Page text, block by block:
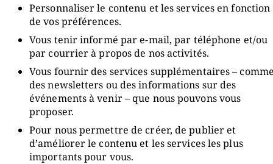
Personnaliser le contenu et les services en fonction
de vos préférences.
Vous tenir informé par e-mail, par téléphone et/ou
par courrier à propos de nos activités.
Vous fournir des services supplémentaires –
des newsletters ou des informations sur des
événements à venir – que nous pouvons vous
proposer.
Pour nous permettre de créer, de publier et
d’améliorer le contenu et les services les plus
importants pour vous.